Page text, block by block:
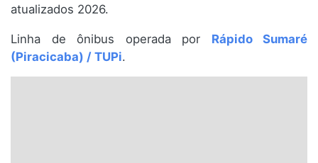
Santa Catarina
atualizados 2026.
Linha de ônibus operada por Rápido Sumaré
(Piracicaba) / TUPi.